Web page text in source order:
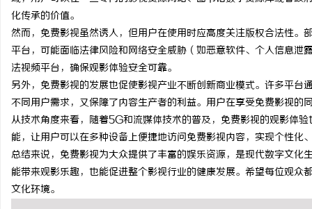
化传承的价值。
然而，免费影视虽然诱人，但用户在使用时应高度关注版权合法性
平台，可能面临法律风险和网络安全威胁（如恶意软件、个人信息
法视频平台，确保观影体验安全可靠。
另外，免费影视的发展也促使影视产业不断创新商业模式。许多平
不同用户需求，又保障了内容生产者的利益。用户在享受免费影视的
从技术角度来看，随着5G和流媒体技术的普及，免费影视的观影体
能，让用户可以在多种设备上便捷地访问免费影视内容，实现个性化
总结来说，免费影视为大众提供了丰富的娱乐资源，是现代数字文
能带来观影乐趣，也能促进整个影视行业的健康发展。希望每位观
文化环境。
汉配眼镜 上海配眼镜 武汉配眼镜 上海配眼镜